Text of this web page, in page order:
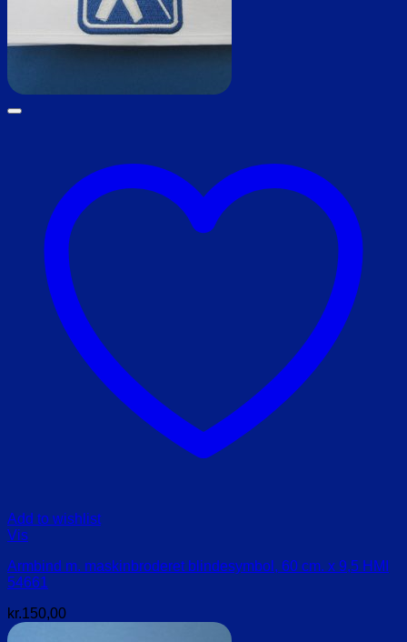
Add to wishlist
Vis
Armbind m. maskinbroderet blindesymbol, 60 cm. x 9,5 HMI
54661
kr.150,00